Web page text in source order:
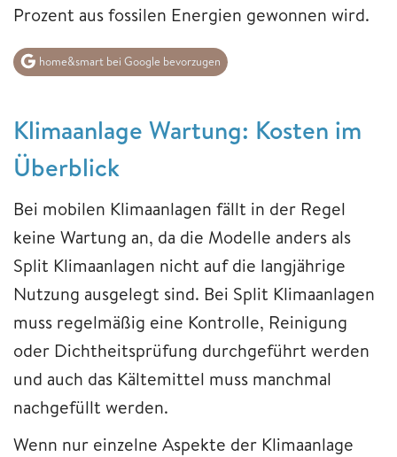
Prozent aus fossilen Energien gewonnen wird.
home&smart bei Google bevorzugen
Klimaanlage Wartung: Kosten im
Überblick
Bei mobilen Klimaanlagen fällt in der Regel
keine Wartung an, da die Modelle anders als
Split Klimaanlagen nicht auf die langjährige
Nutzung ausgelegt sind. Bei Split Klimaanlagen
muss regelmäßig eine Kontrolle, Reinigung
oder Dichtheitsprüfung durchgeführt werden
und auch das Kältemittel muss manchmal
nachgefüllt werden.
Wenn nur einzelne Aspekte der Klimaanlage